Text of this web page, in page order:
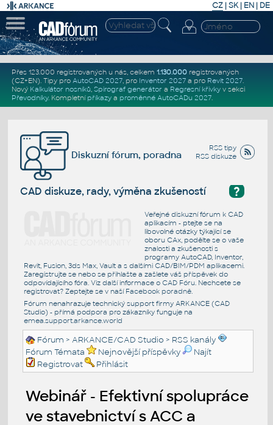
CZ | SK| EN | DE
Přes 123.000 registrovaných u nás, celkem 1.130.000registrovaných
(CZ+EN). Tipy pro AutoCAD 2027, pro Inventor 2027a pro Revit 2027.
Nový Kalkulátor nosníků, Spirograf generátor a Regresní křivkyv sekci
Převodníky. Kompletní příkazya proměnné AutoCADu 2027.
RSS tipy
RSS diskuze
Diskuzní fórum, poradna
?
CAD diskuze, rady, výměna zkušeností
Veřejné diskuzní fórum k CAD
aplikacím - ptejte se na
libovolné otázky týkající se
oboru CAx, podělte se o vaše
znalosti a zkušenosti s
programy AutoCAD, Inventor,
Revit, Fusion, 3ds Max, Vault a s dalšími CAD/BIM/PDM aplikacemi.
Zaregistrujte se nebo se přihlašte a zašlete váš příspěvek do
odpovídajícího fóra. Viz další informace o CAD Fóru. Nechcete se
registrovat? Zeptejte se v naší Facebook poradně.
Fórum nenahrazuje technický support firmy ARKANCE (CAD
Studio) - přímá podpora pro zákazníky funguje na
emea.support.arkance.world
Fórum >ARKANCE/CAD Studio > RSS kanály
Fórum Témata
Nejnovější příspěvky
Najít
Registrovat
Přihlásit
Webinář - Efektivní spolupráce
ve stavebnictví s ACC a